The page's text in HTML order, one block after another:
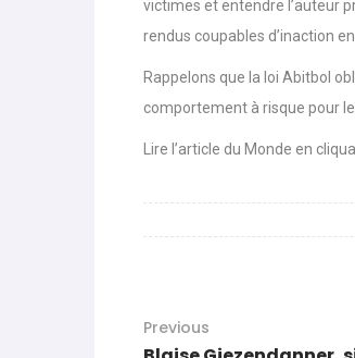
victimes et entendre l’auteur
rendus coupables d’inaction
Rappelons que la loi Abitbol
comportement à risque pour
Lire l’article du Monde en
Previous